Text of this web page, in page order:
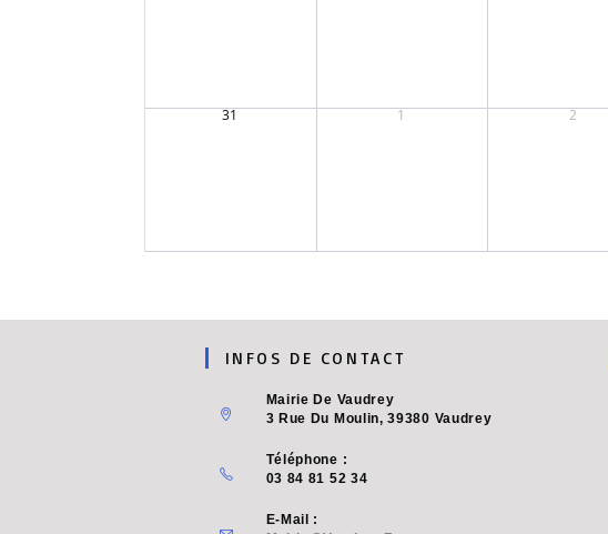
31 1 2
INFOS DE CONTACT
Mairie De Vaudrey
3 Rue Du Moulin, 39380 Vaudrey
Téléphone :
03 84 81 52 34
E-Mail :